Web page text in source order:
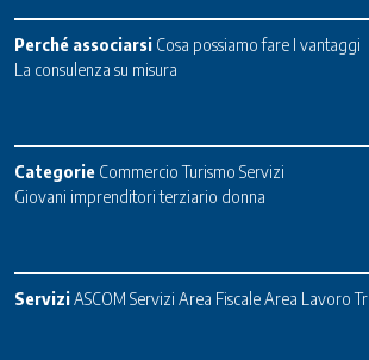
Perché associarsi Cosa possiamo fare I vantaggi
La consulenza su misura
Categorie Commercio Turismo Servizi
Giovani imprenditori terziario donna
ServiziASCOM Servizi Area FiscaleArea Lavoro